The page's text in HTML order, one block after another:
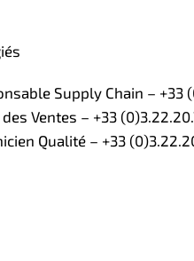
Supply Chain – +33
Ventes – +33
Qualité – +33